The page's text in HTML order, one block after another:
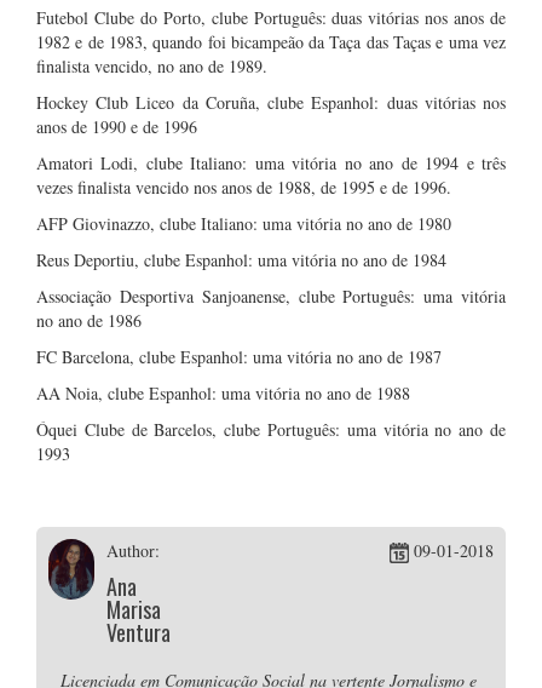
Futebol Clube do Porto, clube Português: duas vitórias nos anos de
1982 e de 1983, quando foi bicampeão da Taça das Taças e uma vez
finalista vencido, no ano de 1989.
Hockey Club Liceo da Coruña, clube Espanhol: duas vitórias nos
anos de 1990 e de 1996
Amatori Lodi, clube Italiano: uma vitória no ano de 1994 e três
vezes finalista vencido nos anos de 1988, de 1995 e de 1996.
AFP Giovinazzo, clube Italiano: uma vitória no ano de 1980
Reus Deportiu, clube Espanhol: uma vitória no ano de 1984
Associação Desportiva Sanjoanense, clube Português: uma vitória
no ano de 1986
FC Barcelona, clube Espanhol: uma vitória no ano de 1987
AA Noia, clube Espanhol: uma vitória no ano de 1988
Óquei Clube de Barcelos, clube Português: uma vitória no ano de
1993
Author:
Ana
Marisa
Ventura
09-01-2018
Licenciada em Comunicação Social na vertente Jornalismo e